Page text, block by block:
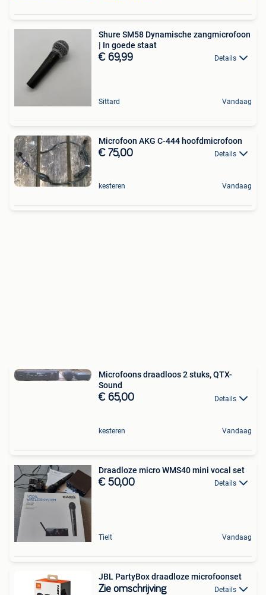
Shure SM58 Dynamische zangmicrofoon
| In goede staat
€ 69,99 Details
Sittard Vandaag
Microfoon AKG C-444 hoofdmicrofoon
€ 75,00 Details
kesteren Vandaag
Microfoons draadloos 2 stuks, QTX-
Sound
€ 65,00 Details
kesteren Vandaag
Draadloze micro WMS40 mini vocal set
€ 50,00 Details
Tielt Vandaag
JBL PartyBox draadloze microfoonset
Zie omschrijving Details